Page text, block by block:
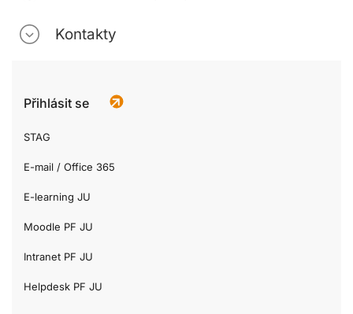
Kontakty
Přihlásit se
STAG
E-mail / Office 365
E-learning JU
Moodle PF JU
Intranet PF JU
Helpdesk PF JU